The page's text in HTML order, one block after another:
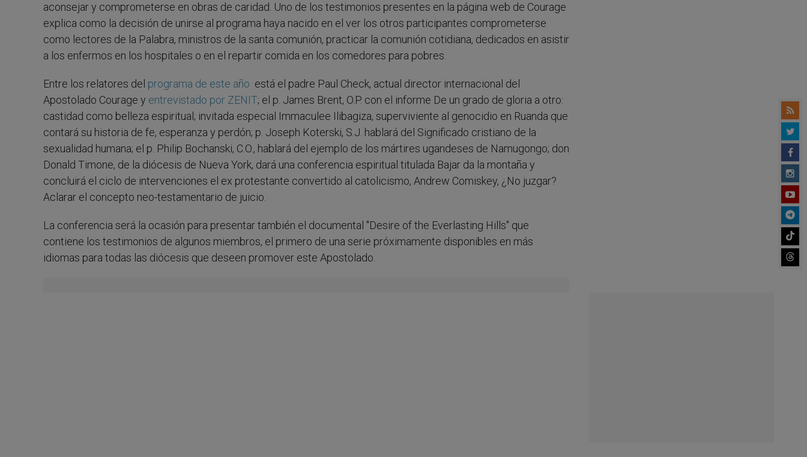
aconsejar y comprometerse en obras de caridad. Uno de los testimonios presentes en la página web de Courage
explica como la decisión de unirse al programa haya nacido en el ver los otros participantes comprometerse
como lectores de la Palabra, ministros de la santa comunión, practicar la comunión cotidiana, dedicados en asistir
a los enfermos en los hospitales o en el repartir comida en los comedores para pobres.
Entre los relatores del programa de este año está el padre Paul Check, actual director internacional del
Apostolado Courage y entrevistado por ZENIT; el p. James Brent, O.P. con el informe De un grado de gloria a otro:
castidad como belleza espiritual; invitada especial Immaculee Ilibagiza, superviviente al genocidio en Ruanda que
contará su historia de fe, esperanza y perdón; p. Joseph Koterski, S.J. hablará del Significado cristiano de la
sexualidad humana; el p. Philip Bochanski, C.O., hablará del ejemplo de los mártires ugandeses de Namugongo; don
Donald Timone, de la diócesis de Nueva York, dará una conferencia espiritual titulada Bajar da la montaña y
concluirá el ciclo de intervenciones el ex protestante convertido al catolicismo, Andrew Comiskey, ¿No juzgar?
Aclarar el concepto neo-testamentario de juicio.
La conferencia será la ocasión para presentar también el documental "Desire of the Everlasting Hills" que
contiene los testimonios de algunos miembros, el primero de una serie próximamente disponibles en más
idiomas para todas las diócesis que deseen promover este Apostolado.